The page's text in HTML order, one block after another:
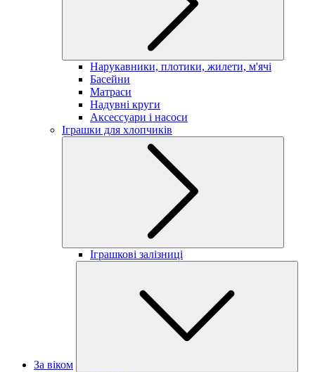
Нарукавники, плотики, жилети, м'ячі
Басейни
Матраси
Надувні круги
Аксессуари і насоси
Іграшки для хлопчиків
Іграшкові залізниці
За віком